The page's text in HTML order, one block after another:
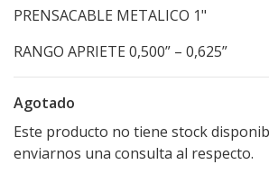
PRENSACABLE METALICO 1"
RANGO APRIETE 0,500” – 0,625”
Agotado
Este producto no tiene stock
enviarnos una consulta al respecto.